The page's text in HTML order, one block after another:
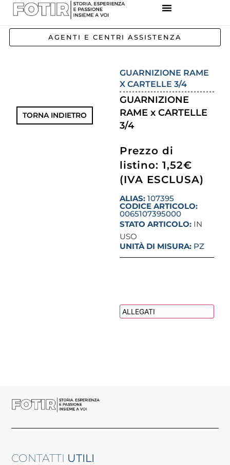
AGENTI E CENTRI ASSISTENZA
TORNA INDIETRO
GUARNIZIONE RAME
X CARTELLE 3/4
GUARNIZIONE
RAME x CARTELLE
3/4
Prezzo di
listino: 1,52€
(IVA ESCLUSA)
ALIAS:107395
CODICE ARTICOLO:
0065107395000
STATO ARTICOLO: IN
USO
UNITÀ DI MISURA:PZ
ALLEGATI
CONTATTI UTILI